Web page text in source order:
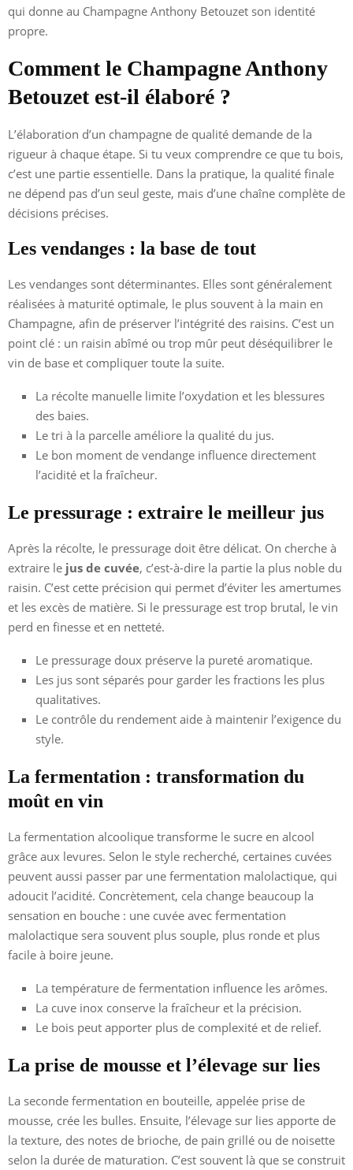
qui donne au Champagne Anthony Betouzet son identité
propre.
Comment le Champagne Anthony
Betouzet est-il élaboré ?
L’élaboration d’un champagne de qualité demande de la
rigueur à chaque étape. Si tu veux comprendre ce que tu bois,
c’est une partie essentielle. Dans la pratique, la qualité finale
ne dépend pas d’un seul geste, mais d’une chaîne complète de
décisions précises.
Les vendanges : la base de tout
Les vendanges sont déterminantes. Elles sont généralement
réalisées à maturité optimale, le plus souvent à la main en
Champagne, afin de préserver l’intégrité des raisins. C’est un
point clé : un raisin abîmé ou trop mûr peut déséquilibrer le
vin de base et compliquer toute la suite.
La récolte manuelle limite l’oxydation et les blessures
des baies.
Le tri à la parcelle améliore la qualité du jus.
Le bon moment de vendange influence directement
l’acidité et la fraîcheur.
Le pressurage : extraire le meilleur jus
Après la récolte, le pressurage doit être délicat. On cherche à
extraire le jus de cuvée, c’est-à-dire la partie la plus noble du
raisin. C’est cette précision qui permet d’éviter les amertumes
et les excès de matière. Si le pressurage est trop brutal, le vin
perd en finesse et en netteté.
Le pressurage doux préserve la pureté aromatique.
Les jus sont séparés pour garder les fractions les plus
qualitatives.
Le contrôle du rendement aide à maintenir l’exigence du
style.
La fermentation : transformation du
moût en vin
La fermentation alcoolique transforme le sucre en alcool
grâce aux levures. Selon le style recherché, certaines cuvées
peuvent aussi passer par une fermentation malolactique, qui
adoucit l’acidité. Concrètement, cela change beaucoup la
sensation en bouche : une cuvée avec fermentation
malolactique sera souvent plus souple, plus ronde et plus
facile à boire jeune.
La température de fermentation influence les arômes.
La cuve inox conserve la fraîcheur et la précision.
Le bois peut apporter plus de complexité et de relief.
La prise de mousse et l’élevage sur lies
La seconde fermentation en bouteille, appelée prise de
mousse, crée les bulles. Ensuite, l’élevage sur lies apporte de
la texture, des notes de brioche, de pain grillé ou de noisette
selon la durée de maturation. C’est souvent là que se construit